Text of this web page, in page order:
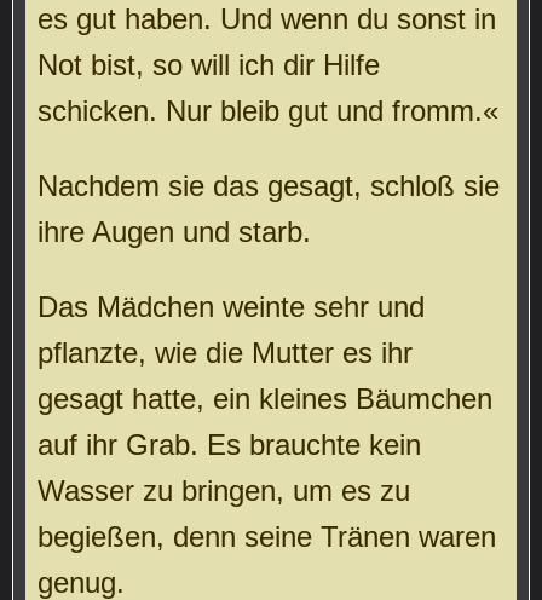
es gut haben. Und wenn du sonst in
Not bist, so will ich dir Hilfe
schicken. Nur bleib gut und fromm.«
Nachdem sie das gesagt, schloß sie
ihre Augen und starb.
Das Mädchen weinte sehr und
pflanzte, wie die Mutter es ihr
gesagt hatte, ein kleines Bäumchen
auf ihr Grab. Es brauchte kein
Wasser zu bringen, um es zu
begießen, denn seine Tränen waren
genug.